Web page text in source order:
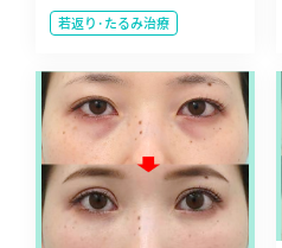
若返り･たるみ治療